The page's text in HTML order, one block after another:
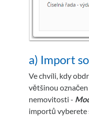
a) Import
Ve chvíli, kdy
většinou
nemovitosti -
importů vyberete